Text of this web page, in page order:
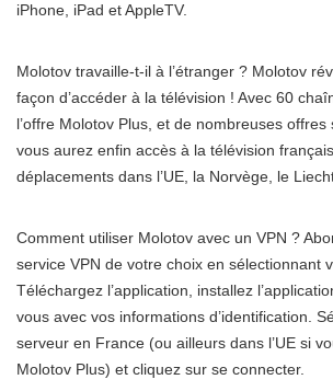
iPhone, iPad et AppleTV.
Molotov travaille-t-il à l’étranger ? Molotov
façon d’accéder à la télévision ! Avec 60
l’offre Molotov Plus, et de nombreuses offres
vous aurez enfin accès à la télévision
déplacements dans l’UE, la Norvège, le
Comment utiliser Molotov avec un VPN ?
service VPN de votre choix en sélectionnant
Téléchargez l’application, installez
vous avec vos informations d’identification.
serveur en France (ou ailleurs dans l’UE si
Molotov Plus) et cliquez sur se connecter.